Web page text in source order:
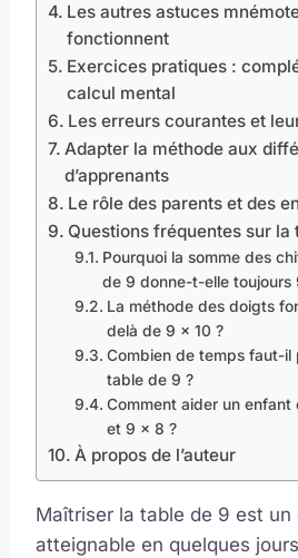
Les autres astuces
fonctionnent
Exercices pratiques :
calcul mental
Les erreurs courantes et
Adapter la méthode aux
d’apprenants
Le rôle des parents et des
Questions fréquentes sur la
Pourquoi la somme des
de 9 donne-t-elle toujours
La méthode des doigts
delà de 9 x 10 ?
Combien de temps faut-il
table de 9 ?
Comment aider un
et 9 x 8 ?
À propos de l’auteur
Maîtriser la table de 9 est
atteignable en quelques